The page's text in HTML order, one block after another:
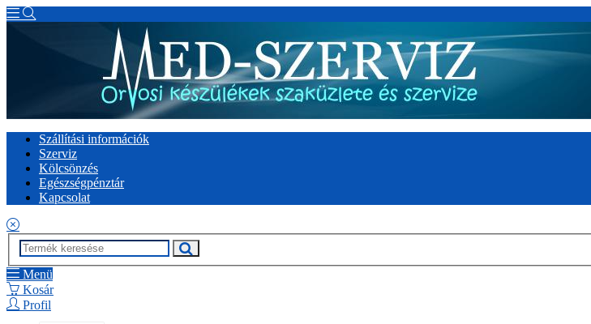
Szállítási információk
Szerviz
Kölcsönzés
Egészségpénztár
Kapcsolat
Menü
Kosár
Profil